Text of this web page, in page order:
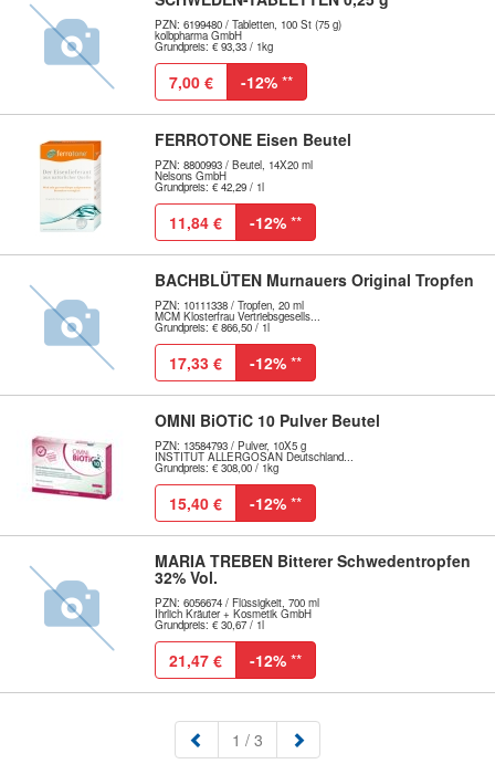
PZN: 6199480 / Tabletten, 100 St (75 g)
kolbpharma GmbH
Grundpreis: € 93,33 / 1kg
7,00 € -12% **
FERROTONE Eisen Beutel
PZN: 8800993 / Beutel, 14X20 ml
Nelsons GmbH
Grundpreis: € 42,29 / 1l
11,84 € -12% **
BACHBLÜTEN Murnauers Original Tropfen
PZN: 10111338 / Tropfen, 20 ml
MCM Klosterfrau Vertriebsgesells...
Grundpreis: € 866,50 / 1l
17,33 € -12% **
OMNI BiOTiC 10 Pulver Beutel
PZN: 13584793 / Pulver, 10X5 g
INSTITUT ALLERGOSAN Deutschland...
Grundpreis: € 308,00 / 1kg
15,40 € -12% **
MARIA TREBEN Bitterer Schwedentropfen
32% Vol.
PZN: 6056674 / Flüssigkeit, 700 ml
Ihrlich Kräuter + Kosmetik GmbH
Grundpreis: € 30,67 / 1l
21,47 € -12% **
1 (aktuell)
/ 3